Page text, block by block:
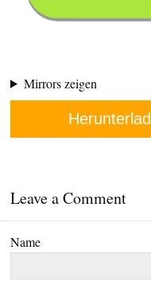
Mirrors zeigen
Leave a Comment
Name